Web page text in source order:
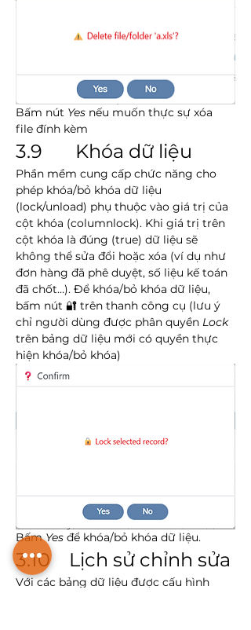
Bấm nút Yes nếu muốn thực sự xóa
file đính kèm
3.9       Khóa dữ liệu
Phần mềm cung cấp chức năng cho
phép khóa/bỏ khóa dữ liệu
(lock/unload) phụ thuộc vào giá trị của
cột khóa (columnlock). Khi giá trị trên
cột khóa là đúng (true) dữ liệu sẽ
không thể sửa đổi hoặc xóa (ví dụ như
đơn hàng đã phê duyệt, số liệu kế toán
đã chốt…). Để khóa/bỏ khóa dữ liệu,
bấm nút 🔐 trên thanh công cụ (lưu ý
chỉ người dùng được phân quyền Lock
trên bảng dữ liệu mới có quyền thực
hiện khóa/bỏ khóa)
Bấm Yes để khóa/bỏ khóa dữ liệu.
3.10    Lịch sử chỉnh sửa
Với các bảng dữ liệu được cấu hình